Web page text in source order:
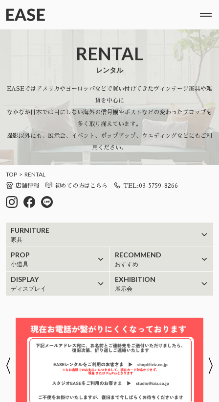
RENTAL
レンタル
EASEではアメリカやヨーロッパなどで買い付けてきたヴィンテージ家具や雑
貨を中心に
なかなか日本では目にしない海外の信号機やポストなどの変わったプロップも
多く取り揃えています。
撮影以外にも、展示会、イベント、ポップアップ、ウエディングなどにもご利
用ください。
TOP RENTAL
店舗情報 初めての方はこちら TEL:03-5759-8266
FURNITURE
家具
PROP
小道具
RECOMMEND
おすすめ
DISPLAY
ディスプレイ
EXHIBITION
展示会